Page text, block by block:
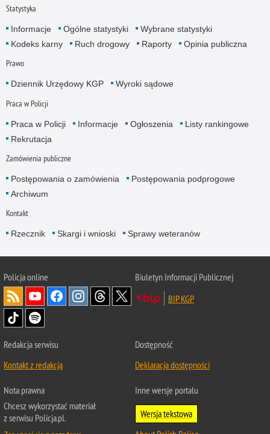
Statystyka
Informacje Ogólne statystyki
Wybrane statystyki
Kodeks karny
Ruch drogowy Raporty Opinia publiczna
Prawo
Dziennik Urzędowy KGP Wyroki sądowe
Praca w Policji
Praca w Policji Informacje Ogłoszenia
Listy rankingowe
Rekrutacja
Zamówienia publiczne
Postępowania o zamówienia
Postępowania podprogowe
Archiwum
Kontakt
Rzecznik Skargi i wnioski Sprawy weteranów
Policjaonline
Biuletyn Informacji Publicznej
BIP KGP
Redakcja serwisu
Kontakt z redakcją
Dostępność
Deklaracja dostępności
Nota prawna
Chcesz wykorzystać materiał
z serwisu Policja.pl.
Inne wersje portalu
Wersja tekstowa